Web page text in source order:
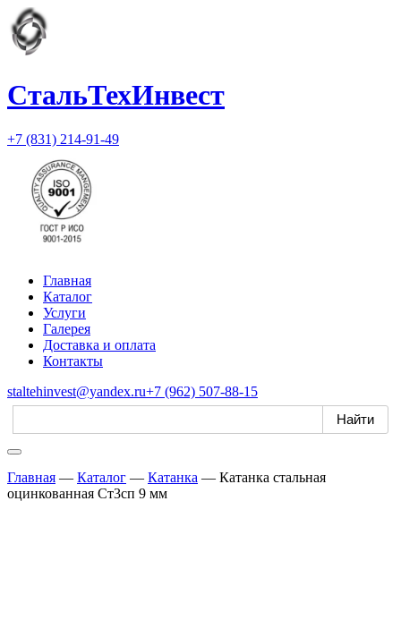
СтальТехИнвест
+7 (831) 214-91-49
Главная
Каталог
Услуги
Галерея
Доставка и оплата
Контакты
staltehinvest@yandex.ru+7 (962) 507-88-15
Главная — Каталог — Катанка — Катанка стальная
оцинкованная Ст3сп 9 мм